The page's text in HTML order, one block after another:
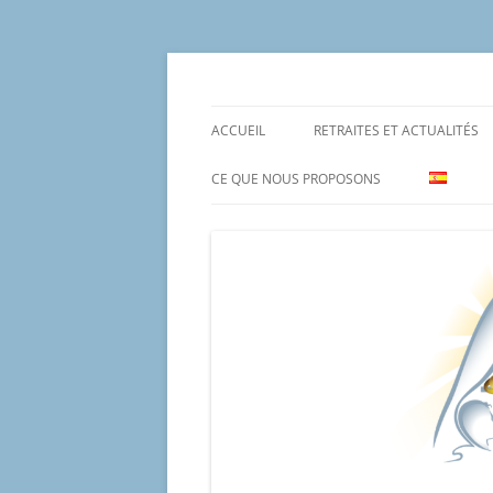
Aller
ACCUEIL RETRAITES ET ACTUALITÉS
CE QUE NOUS PROPOSONS